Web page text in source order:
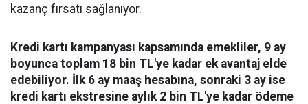
kazanç fırsatı sağlanıyor.
Kredi kartı kampanyası kapsamında emekliler, 9 ay
boyunca toplam 18 bin TL'ye kadar ek avantaj elde
edebiliyor. İlk 6 ay maaş hesabına, sonraki 3 ay ise
kredi kartı ekstresine aylık 2 bin TL'ye kadar ödeme